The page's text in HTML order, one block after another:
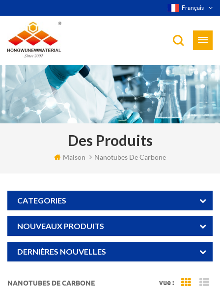
Français
Des Produits
Maison Nanotubes De Carbone
CATEGORIES
NOUVEAUX PRODUITS
DERNIÈRES NOUVELLES
NANOTUBES DE CARBONE vue : Grid